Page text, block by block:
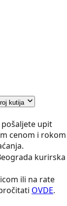
kutija
upit
cenom i rokom
kurirska
ili na rate
OVDE.